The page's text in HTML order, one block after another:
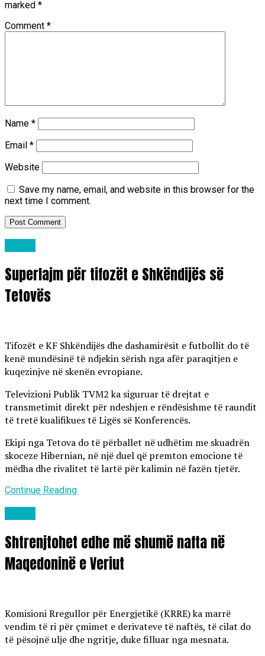
marked *
Comment *
Name *
Email *
Website
Save my name, email, and website in this browser for the
next time I comment.
Superlajm për tifozët e Shkëndijës së
Tetovës
Tifozët e KF Shkëndijës dhe dashamirësit e futbollit do të
kenë mundësinë të ndjekin sërish nga afër paraqitjen e
kuqezinjve në skenën evropiane.
Televizioni Publik TVM2 ka siguruar të drejtat e
transmetimit direkt për ndeshjen e rëndësishme të raundit
të tretë kualifikues të Ligës së Konferencës.
Ekipi nga Tetova do të përballet në udhëtim me skuadrën
skoceze Hibernian, në një duel që premton emocione të
mëdha dhe rivalitet të lartë për kalimin në fazën tjetër.
Continue Reading
Shtrenjtohet edhe më shumë nafta në
Maqedoninë e Veriut
Komisioni Rregullor për Energjetikë (KRRE) ka marrë
vendim të ri për çmimet e derivateve të naftës, të cilat do
të pësojnë ulje dhe ngritje, duke filluar nga mesnata.